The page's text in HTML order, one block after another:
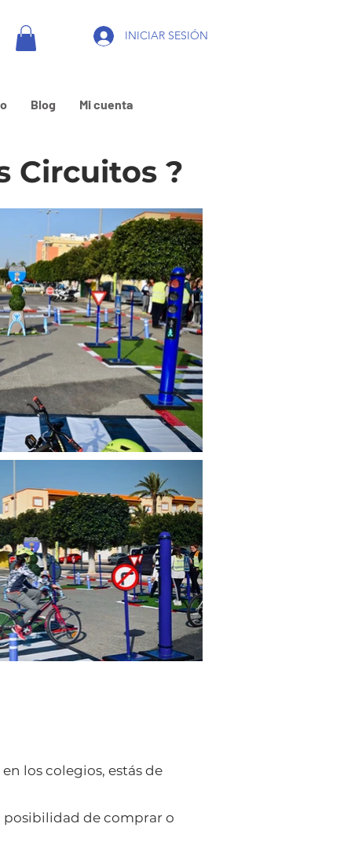
INICIAR SESIÓN
Blog Mi cuenta
Circuitos ?
los colegios, estás de
posibilidad de comprar o